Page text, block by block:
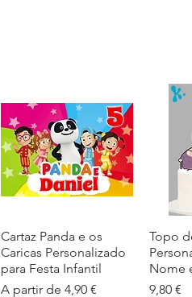
Visualização rápida
Cartaz Panda e os
Caricas Personalizado
para Festa Infantil
A partir de 4,90 €
Preço promocional
Topo
Nome
Preço
9,80 €